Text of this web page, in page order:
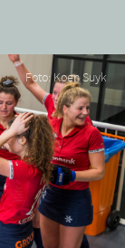
Foto: Koen Suyk